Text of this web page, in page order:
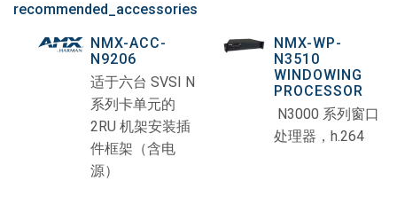
recommended_accessories
NMX-ACC-
N9206
适于六台 SVSI N
系列卡单元的
2RU 机架安装插
件框架（含电
源）
NMX-WP-
N3510
WINDOWING
PROCESSOR
N3000 系列窗口
处理器，h.264